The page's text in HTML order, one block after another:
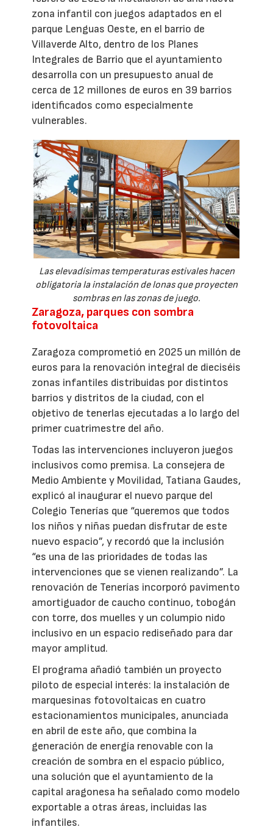
zona infantil con juegos adaptados en el
parque Lenguas Oeste, en el barrio de
Villaverde Alto, dentro de los Planes
Integrales de Barrio que el ayuntamiento
desarrolla con un presupuesto anual de
cerca de 12 millones de euros en 39 barrios
identificados como especialmente
vulnerables.
Las elevadísimas temperaturas estivales hacen
obligatoria la instalación de lonas que proyecten
sombras en las zonas de juego.
Zaragoza, parques con sombra
fotovoltaica
Zaragoza comprometió en 2025 un millón de
euros para la renovación integral de dieciséis
zonas infantiles distribuidas por distintos
barrios y distritos de la ciudad, con el
objetivo de tenerlas ejecutadas a lo largo del
primer cuatrimestre del año.
Todas las intervenciones incluyeron juegos
inclusivos como premisa. La consejera de
Medio Ambiente y Movilidad, Tatiana Gaudes,
explicó al inaugurar el nuevo parque del
Colegio Tenerías que “queremos que todos
los niños y niñas puedan disfrutar de este
nuevo espacio”, y recordó que la inclusión
“es una de las prioridades de todas las
intervenciones que se vienen realizando”. La
renovación de Tenerías incorporó pavimento
amortiguador de caucho continuo, tobogán
con torre, dos muelles y un columpio nido
inclusivo en un espacio rediseñado para dar
mayor amplitud.
El programa añadió también un proyecto
piloto de especial interés: la instalación de
marquesinas fotovoltaicas en cuatro
estacionamientos municipales, anunciada
en abril de este año, que combina la
generación de energía renovable con la
creación de sombra en el espacio público,
una solución que el ayuntamiento de la
capital aragonesa ha señalado como modelo
exportable a otras áreas, incluidas las
infantiles.